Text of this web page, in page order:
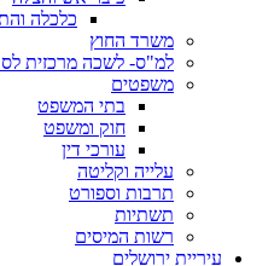
כלכלה
משרד החוץ
למ"ס- לשכה מרכזית
משפטים
בתי המשפט
חוק ומשפט
עורכי דין
עלייה וקליטה
תרבות וספורט
תשתיות
רשות המיסים
עיריית ירושלים